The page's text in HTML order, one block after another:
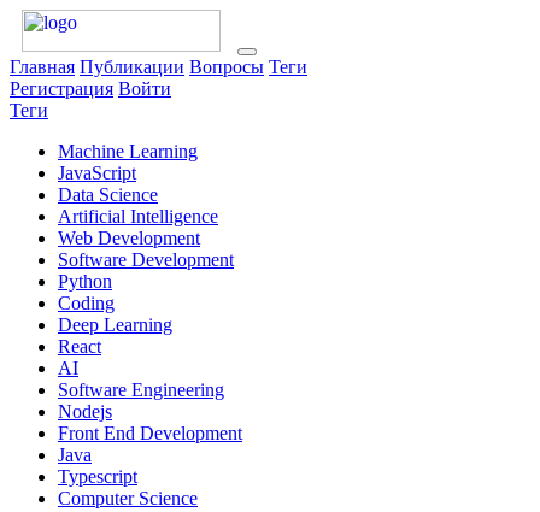
Главная Публикации Вопросы Теги
Регистрация Войти
Теги
Machine Learning
JavaScript
Data Science
Artificial Intelligence
Web Development
Software Development
Python
Coding
Deep Learning
React
AI
Software Engineering
Nodejs
Front End Development
Java
Typescript
Computer Science